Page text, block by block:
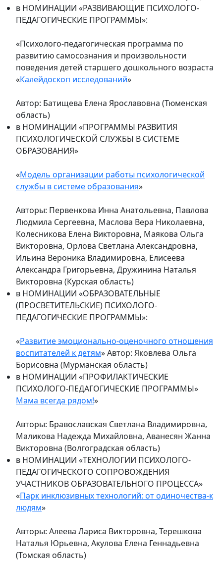
в НОМИНАЦИИ «РАЗВИВАЮЩИЕ ПСИХОЛОГО-
ПЕДАГОГИЧЕСКИЕ ПРОГРАММЫ»:
«Психолого-педагогическая программа по
развитию самосознания и произвольности
поведения детей старшего дошкольного возраста
«Калейдоскоп исследований»
Автор: Батищева Елена Ярославовна (Тюменская
область)
в НОМИНАЦИИ «ПРОГРАММЫ РАЗВИТИЯ
ПСИХОЛОГИЧЕСКОЙ СЛУЖБЫ В СИСТЕМЕ
ОБРАЗОВАНИЯ»
«Модель организации работы психологической
службы в системе образования»
Авторы: Первенкова Инна Анатольевна, Павлова
Людмила Сергеевна, Маслова Вера Николаевна,
Колесникова Елена Викторовна, Маякова Ольга
Викторовна, Орлова Светлана Александровна,
Ильина Вероника Владимировна, Елисеева
Александра Григорьевна, Дружинина Наталья
Викторовна (Курская область)
в НОМИНАЦИИ «ОБРАЗОВАТЕЛЬНЫЕ
(ПРОСВЕТИТЕЛЬСКИЕ) ПСИХОЛОГО-
ПЕДАГОГИЧЕСКИЕ ПРОГРАММЫ»:
«Развитие эмоционально-оценочного отношения
воспитателей к детям» Автор: Яковлева Ольга
Борисовна (Мурманская область)
в НОМИНАЦИИ «ПРОФИЛАКТИЧЕСКИЕ
ПСИХОЛОГО-ПЕДАГОГИЧЕСКИЕ ПРОГРАММЫ»
Мама всегда рядом!»
Авторы: Бравославская Светлана Владимировна,
Маликова Надежда Михайловна, Аванесян Жанна
Викторовна (Волгоградская область)
в НОМИНАЦИИ «ТЕХНОЛОГИИ ПСИХОЛОГО-
ПЕДАГОГИЧЕСКОГО СОПРОВОЖДЕНИЯ
УЧАСТНИКОВ ОБРАЗОВАТЕЛЬНОГО ПРОЦЕССА»
«Парк инклюзивных технологий: от одиночества-к
людям»
Авторы: Алеева Лариса Викторовна, Терешкова
Наталья Юрьевна, Акулова Елена Геннадьевна
(Томская область)